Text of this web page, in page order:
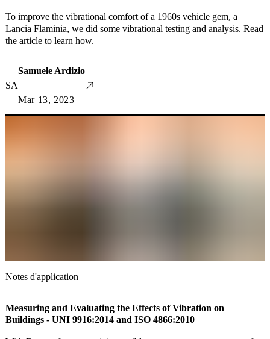
To improve the vibrational comfort of a 1960s vehicle gem, a
Lancia Flaminia, we did some vibrational testing and analysis. Read
the article to learn how.
SA
Samuele Ardizio
Mar 13, 2023
Notes d'application
Measuring and Evaluating the Effects of Vibration on
Buildings - UNI 9916:2014 and ISO 4866:2010